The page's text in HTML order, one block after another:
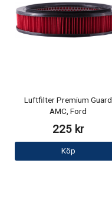
Luftfilter Premium Guard
AMC, Ford
225 kr
Köp